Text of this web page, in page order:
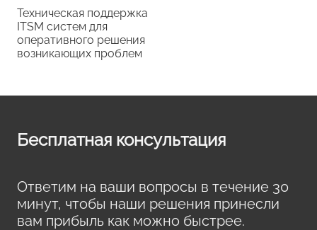
Техническая поддержка
ITSM систем для
оперативного решения
возникающих проблем
Бесплатная консультация
Ответим на ваши вопросы в течение 30
минут, чтобы наши решения принесли
вам прибыль как можно быстрее.